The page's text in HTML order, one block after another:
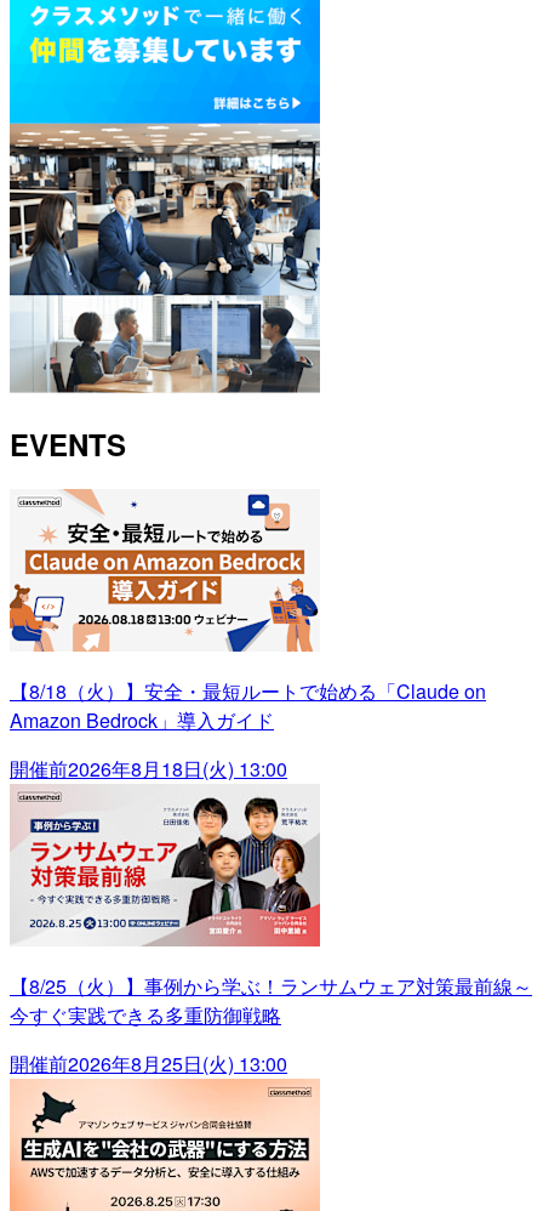
EVENTS
【8/18（火）】安全・最短ルートで始める「Claude on
Amazon Bedrock」導入ガイド
開催前2026年8月18日(火) 13:00
【8/25（火）】事例から学ぶ！ランサムウェア対策最前線～
今すぐ実践できる多重防御戦略
開催前2026年8月25日(火) 13:00